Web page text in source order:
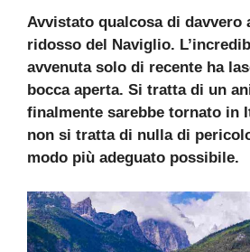
Avvistato qualcosa di davvero
ridosso del Naviglio.
avvenuta solo di recente ha
bocca aperta. Si tratta di un
finalmente sarebbe tornato in
non si tratta di nulla di
modo più adeguato possibile.